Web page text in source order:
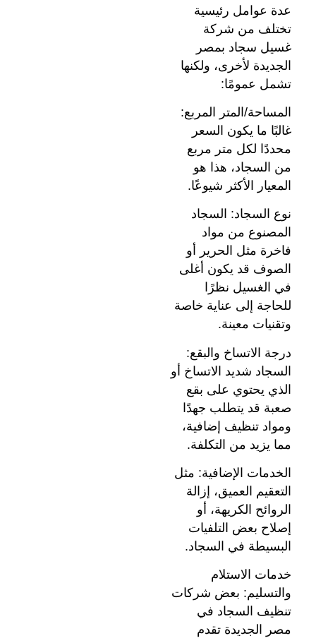
عدة عوامل رئيسية
تختلف من شركة
غسيل سجاد بمصر
الجديدة لأخرى، ولكنها
تشمل عمومًا:
المساحة/المتر المربع:
غالبًا ما يكون السعر
محددًا لكل متر مربع
من السجاد، هذا هو
المعيار الأكثر شيوعًا.
نوع السجاد: السجاد
المصنوع من مواد
فاخرة مثل الحرير أو
الصوف قد يكون أغلى
في الغسيل نظرًا
للحاجة إلى عناية خاصة
وتقنيات معينة.
درجة الاتساخ والبقع:
السجاد شديد الاتساخ أو
الذي يحتوي على بقع
صعبة قد يتطلب جهدًا
ومواد تنظيف إضافية،
مما يزيد من التكلفة.
الخدمات الإضافية: مثل
التعقيم العميق، إزالة
الروائح الكريهة، أو
إصلاح بعض التلفيات
البسيطة في السجاد.
خدمات الاستلام
والتسليم: بعض شركات
تنظيف السجاد في
مصر الجديدة تقدم